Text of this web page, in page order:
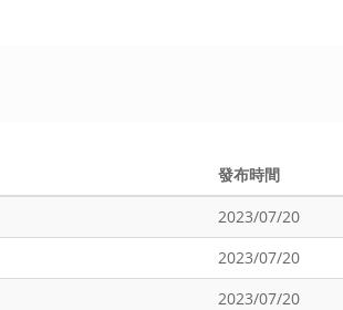
發布時間
2023/07/20
2023/07/20
2023/07/20